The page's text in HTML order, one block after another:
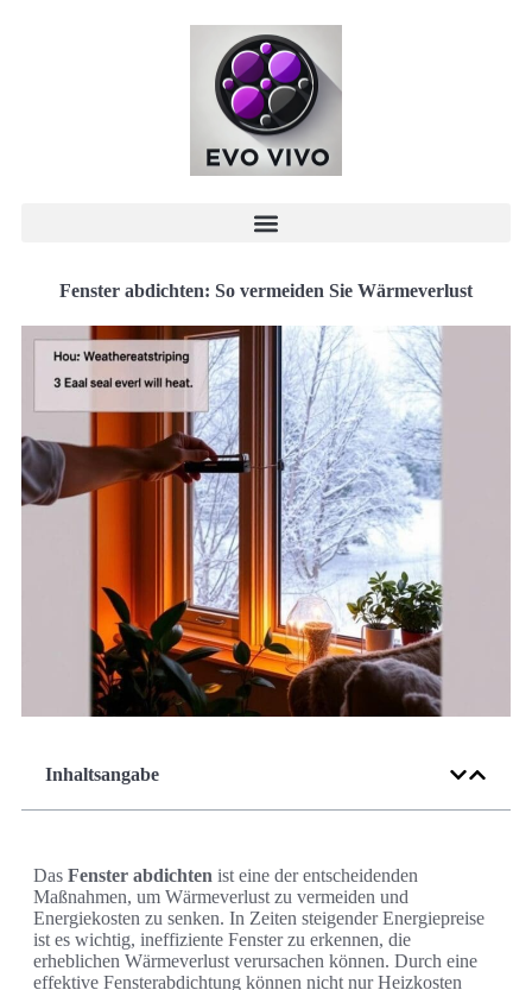
Fenster abdichten: So vermeiden Sie Wärmeverlust
Inhaltsangabe
Das Fenster abdichten ist eine der entscheidenden
Maßnahmen, um Wärmeverlust zu vermeiden und
Energiekosten zu senken. In Zeiten steigender Energiepreise
ist es wichtig, ineffiziente Fenster zu erkennen, die
erheblichen Wärmeverlust verursachen können. Durch eine
effektive Fensterabdichtung können nicht nur Heizkosten